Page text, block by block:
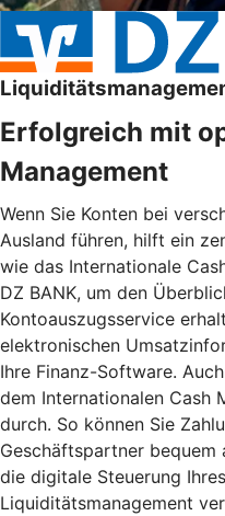
Erfolgreich mit
Management
Wenn Sie Konten bei
Ausland führen, hilft ein
wie das Internationale
DZ BANK, um den
Kontoauszugsservice
elektronischen
Ihre Finanz-Software.
dem Internationalen Cash
durch. So können Sie
Geschäftspartner bequem
die digitale Steuerung
Liquiditätsmanagement